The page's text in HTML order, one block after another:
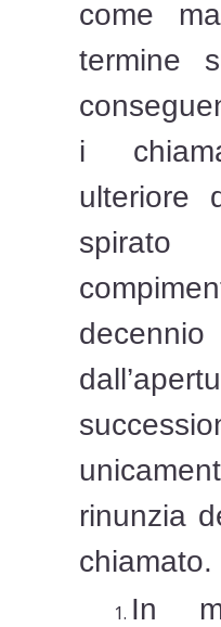
come
termine
i
ulteriore
rinunzia
chiamato.
In